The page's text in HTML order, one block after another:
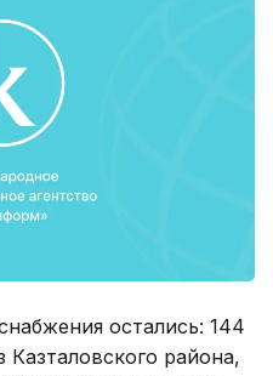
остались: 144
района,